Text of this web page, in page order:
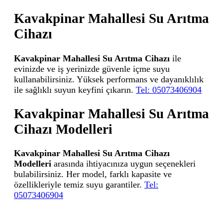
Kavakpinar Mahallesi Su Arıtma
Cihazı
Kavakpinar Mahallesi Su Arıtma Cihazı ile
evinizde ve iş yerinizde güvenle içme suyu
kullanabilirsiniz. Yüksek performans ve dayanıklılık
ile sağlıklı suyun keyfini çıkarın. Tel: 05073406904
Kavakpinar Mahallesi Su Arıtma
Cihazı Modelleri
Kavakpinar Mahallesi Su Arıtma Cihazı
Modelleri arasında ihtiyacınıza uygun seçenekleri
bulabilirsiniz. Her model, farklı kapasite ve
özellikleriyle temiz suyu garantiler. Tel:
05073406904